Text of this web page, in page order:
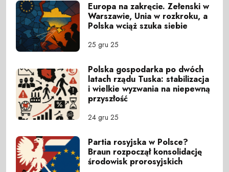
Europa na zakręcie. Zełenski w
Warszawie, Unia w rozkroku, a
Polska wciąż szuka siebie
25 gru 25
Polska gospodarka po dwóch
latach rządu Tuska: stabilizacja
i wielkie wyzwania na niepewną
przyszłość
24 gru 25
Partia rosyjska w Polsce?
Braun rozpoczął konsolidację
środowisk prorosyjskich